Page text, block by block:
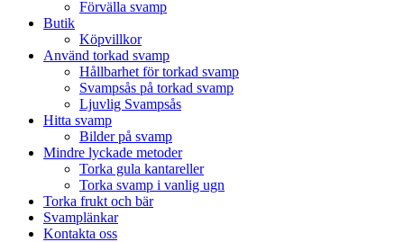
Förvälla svamp
Butik
Köpvillkor
Använd torkad svamp
Hållbarhet för torkad svamp
Svampsås på torkad svamp
Ljuvlig Svampsås
Hitta svamp
Bilder på svamp
Mindre lyckade metoder
Torka gula kantareller
Torka svamp i vanlig ugn
Torka frukt och bär
Svamplänkar
Kontakta oss